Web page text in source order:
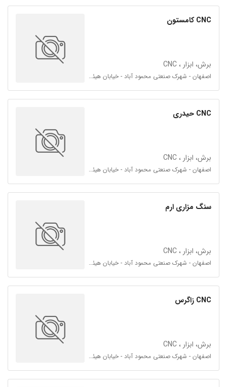
CNC کامستون
برش، ابزار ، CNC
اصفهان - شهرک صنعتی محمود آباد - خیابان هیئت امناء 34
CNC حیدری
برش، ابزار ، CNC
اصفهان - شهرک صنعتی محمود آباد - خیابان هیئت امناء 26 - فرعی 26 و 34
سنگ مزاری ارم
برش، ابزار ، CNC
اصفهان - شهرک صنعتی محمود آباد - خیابان هیئت امناء 26 - فرعی 26 و 34
CNC زاگرس
برش، ابزار ، CNC
اصفهان - شهرک صنعتی محمود آباد - خیابان هیئت امناء 26 - فرعی 26 و 34